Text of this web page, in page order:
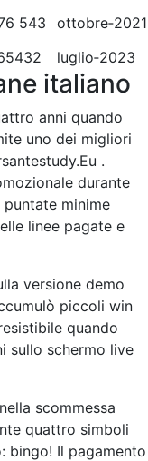
543
ottobre‑2021
luglio‑2023
italiano
anni quando
uno dei migliori
.
durante
minime
linee pagate e
versione demo
piccoli win
quando
sullo schermo live
scommessa
quattro simboli
bingo! Il pagamento